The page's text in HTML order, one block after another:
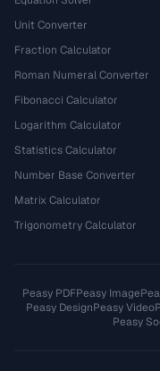
Unit Converter
Fraction Calculator
Roman Numeral Converter
Fibonacci Calculator
Logarithm Calculator
Statistics Calculator
Number Base Converter
Matrix Calculator
Trigonometry Calculator
Peasy PDFPeasy Image
Peasy DesignPeasy Video
Peasy